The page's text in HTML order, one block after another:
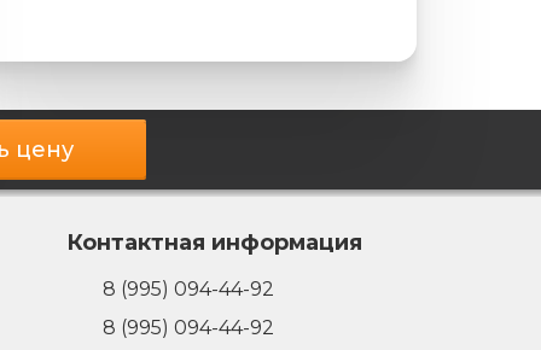
цену
Контактная информация
8 (995) 094-44-92
8 (995) 094-44-92